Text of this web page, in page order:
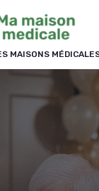
MAISONS
REJOIGNEZ LE
bien
du club
les
conseils
deux fois par